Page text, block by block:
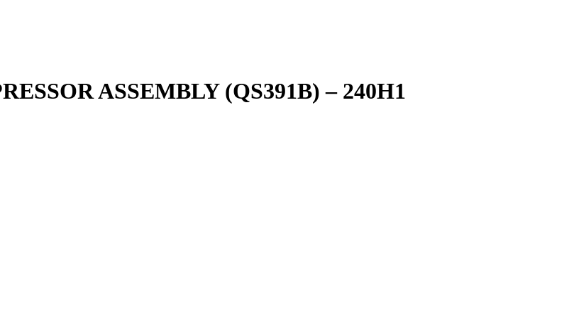
ASSEMBLY (QS391B) – 240H1